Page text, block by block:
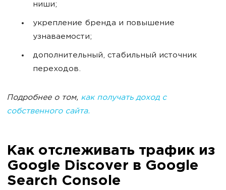
ниши;
укрепление бренда и повышение
узнаваемости;
дополнительный, стабильный источник
переходов.
Подробнее о том, как получать доход с
собственного сайта.
Как отслеживать трафик из
Google Discover в Google
Search Console